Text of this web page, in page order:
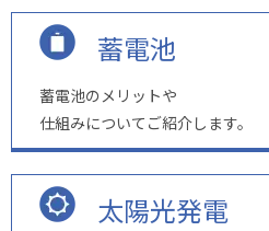
蓄電池
蓄電池のメリットや
仕組みについてご紹介します。
太陽光発電